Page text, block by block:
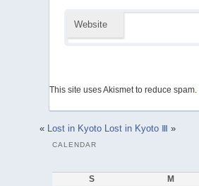
Website
This site uses Akismet to reduce spam.
« Lost in Kyoto Lost in Kyoto Ⅲ »
CALENDAR
S M